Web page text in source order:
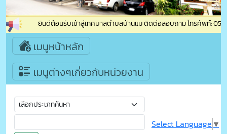
ยินดีต้อนรับเข้าสู่เทศบาลตำบลบ้านแม ติดต่อสอบถาม โทรศัพท์: 053-
เมนูหน้าหลัก
เมนูต่างๆเกี่ยวกับหน่วยงาน
Select Language ▼